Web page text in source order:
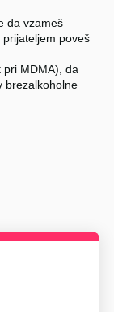
da vzameš
poveš
MDMA), da
brezalkoholne